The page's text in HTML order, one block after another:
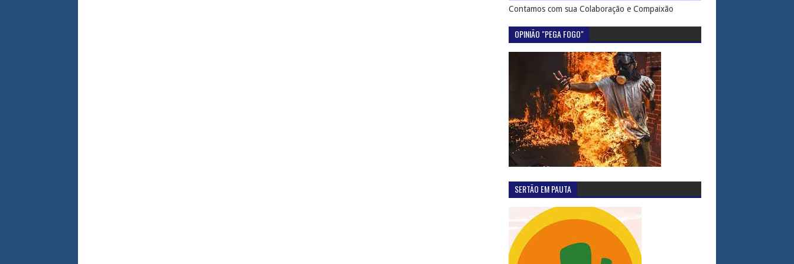
Contamos com sua Colaboração e Compaixão
OPINIÃO "PEGA FOGO"
SERTÃO EM PAUTA